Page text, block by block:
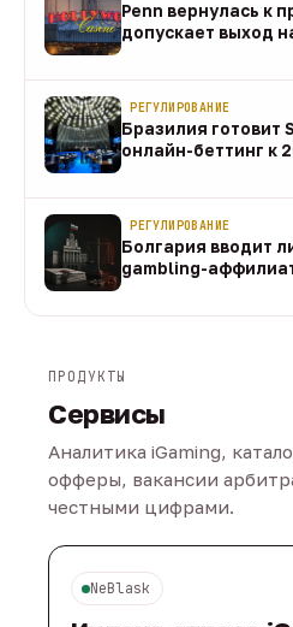
Penn вернулась к
допускает выход
РЕГУЛИРОВАНИЕ
Бразилия готовит
онлайн-беттинг к
РЕГУЛИРОВАНИЕ
Болгария вводит
gambling-
ПРОДУКТЫ
Сервисы
Аналитика iGaming,
офферы, вакансии
честными цифрами.
NeBlask